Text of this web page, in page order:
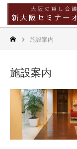
施設案内
施設案内